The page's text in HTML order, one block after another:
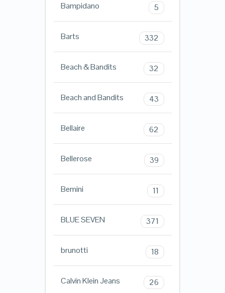
Bampidano 5
Barts 332
Beach & Bandits 32
Beach and Bandits 43
Bellaire 62
Bellerose 39
Bemini 11
BLUE SEVEN 371
brunotti 18
Calvin Klein Jeans 26